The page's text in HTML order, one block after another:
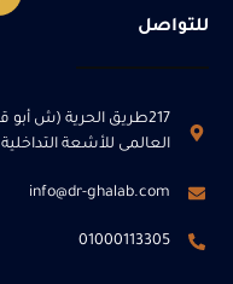
للتواصل
العالمى للأشعة التداخلية
info@dr-ghalab.com
01000113305